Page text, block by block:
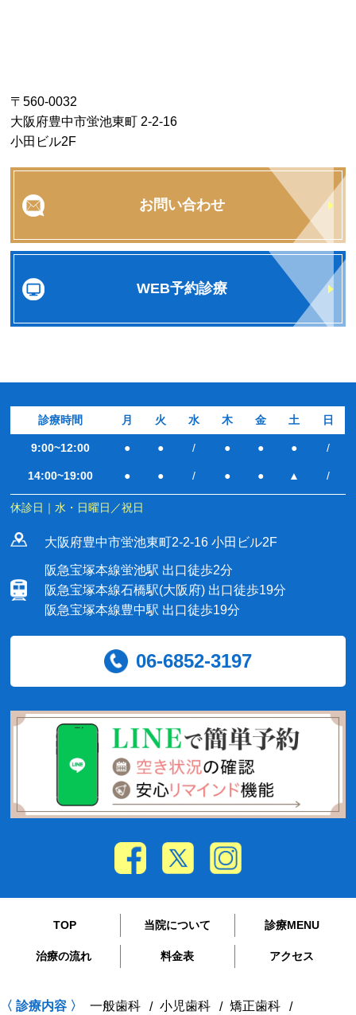
〒560-0032
大阪府豊中市蛍池東町 2-2-16
小田ビル2F
お問い合わせ
WEB予約診療
診療時間 月 火 水 木 金 土 日
9:00~12:00 ● ● / ● ● ● /
14:00~19:00 ● ● / ● ● ▲ /
休診日｜水・日曜日／祝日
大阪府豊中市蛍池東町2-2-16 小田ビル2F
阪急宝塚本線蛍池駅 出口徒歩2分
阪急宝塚本線石橋駅(大阪府) 出口徒歩19分
阪急宝塚本線豊中駅 出口徒歩19分
06-6852-3197
TOP 当院について 診療MENU
治療の流れ 料金表 アクセス
〈 診療内容 〉 一般歯科 小児歯科 矯正歯科